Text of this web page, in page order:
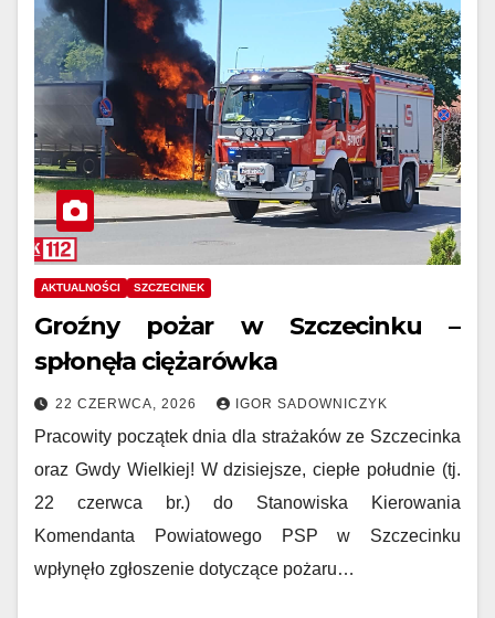
AKTUALNOŚCI SZCZECINEK
Groźny pożar w Szczecinku –
spłonęła ciężarówka
22 CZERWCA, 2026 IGOR SADOWNICZYK
Pracowity początek dnia dla strażaków ze Szczecinka
oraz Gwdy Wielkiej! W dzisiejsze, ciepłe południe (tj.
22 czerwca br.) do Stanowiska Kierowania
Komendanta Powiatowego PSP w Szczecinku
wpłynęło zgłoszenie dotyczące pożaru…